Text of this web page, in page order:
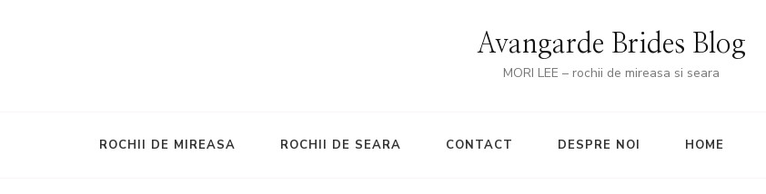
Avangarde Brides Blog
MORI LEE – rochii de mireasa si seara
ROCHII DE MIREASA ROCHII DE SEARA CONTACT DESPRE NOI HOME